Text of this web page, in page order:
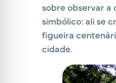
sobre observar a
simbólico: ali se
figueira
cidade.